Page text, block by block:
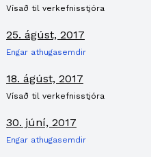
Vísað til verkefnisstjóra
25. ágúst, 2017
Engar athugasemdir
18. ágúst, 2017
Vísað til verkefnisstjóra
30. júní, 2017
Engar athugasemdir